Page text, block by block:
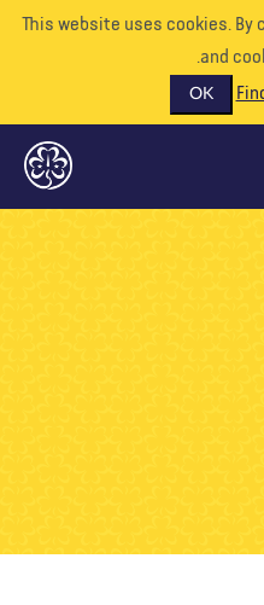
This website uses
and
OK